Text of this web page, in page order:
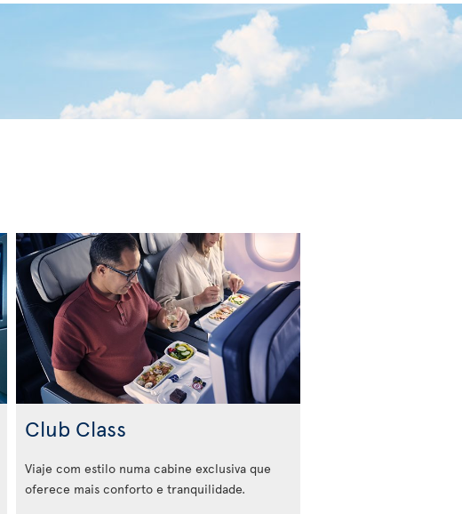
Club Class
Viaje com estilo numa cabine exclusiva que
oferece mais conforto e tranquilidade.